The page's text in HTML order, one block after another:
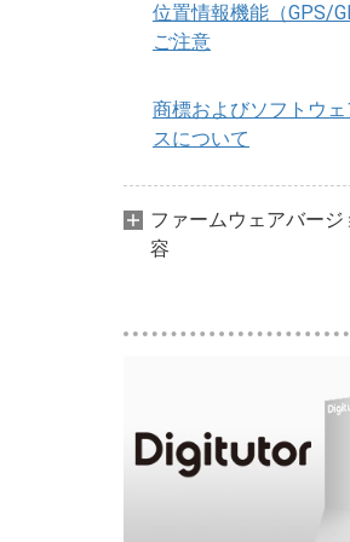
位置情報機能（GPS/
ご注意
商標およびソフトウ
スについて
ファームウェアバー
容